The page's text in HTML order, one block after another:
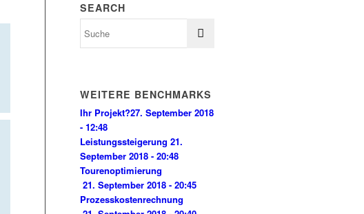
SEARCH
WEITERE BENCHMARKS
Ihr Projekt?27. September 2018
- 12:48
Leistungssteigerung21.
September 2018 - 20:48
Tourenoptimierung
21. September 2018 - 20:45
Prozesskostenrechnung